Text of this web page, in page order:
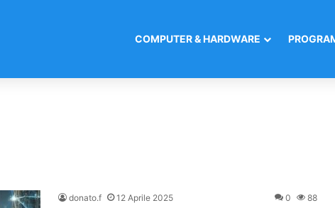
COMPUTER & HARDWARE
donato.f 12 Aprile 2025 0 88